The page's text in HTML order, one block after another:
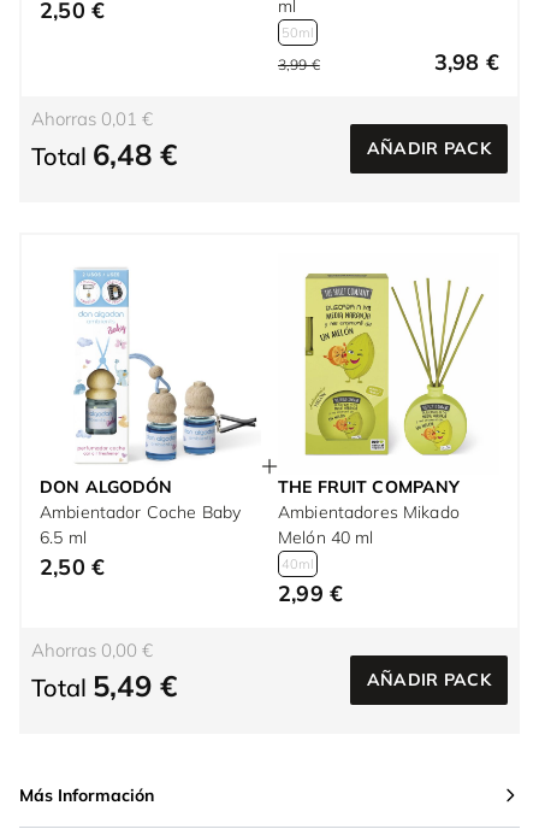
2,50 € ml
50ml
3,99 € 3,98 €
Ahorras 0,01 €
Total 6,48 € AÑADIR PACK
DON ALGODÓN
Ambientador Coche Baby
6.5 ml
2,50 €
THE FRUIT COMPANY
Ambientadores Mikado
Melón 40 ml
40ml
2,99 €
Ahorras 0,00 €
Total 5,49 € AÑADIR PACK
Más Información